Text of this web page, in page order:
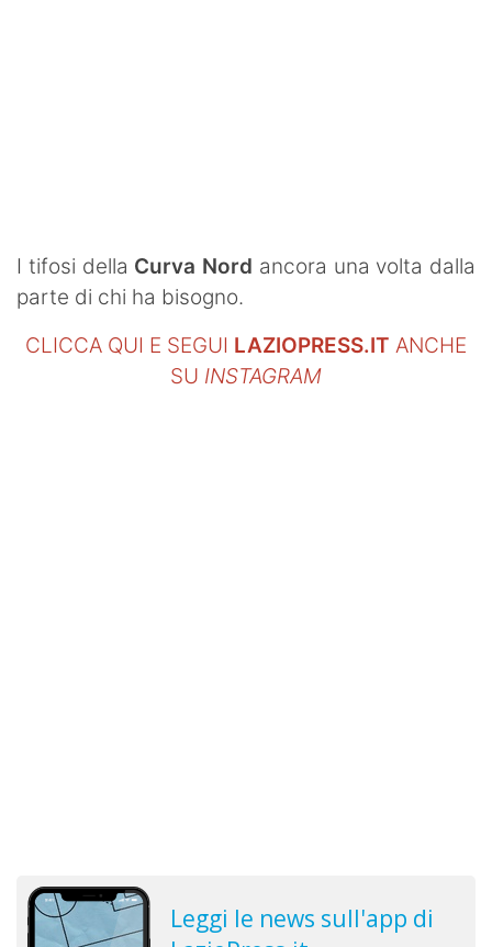
Contatti
I tifosi della Curva Nord ancora una volta dalla
parte di chi ha bisogno.
CLICCA QUI E SEGUI LAZIOPRESS.IT ANCHE
SU INSTAGRAM